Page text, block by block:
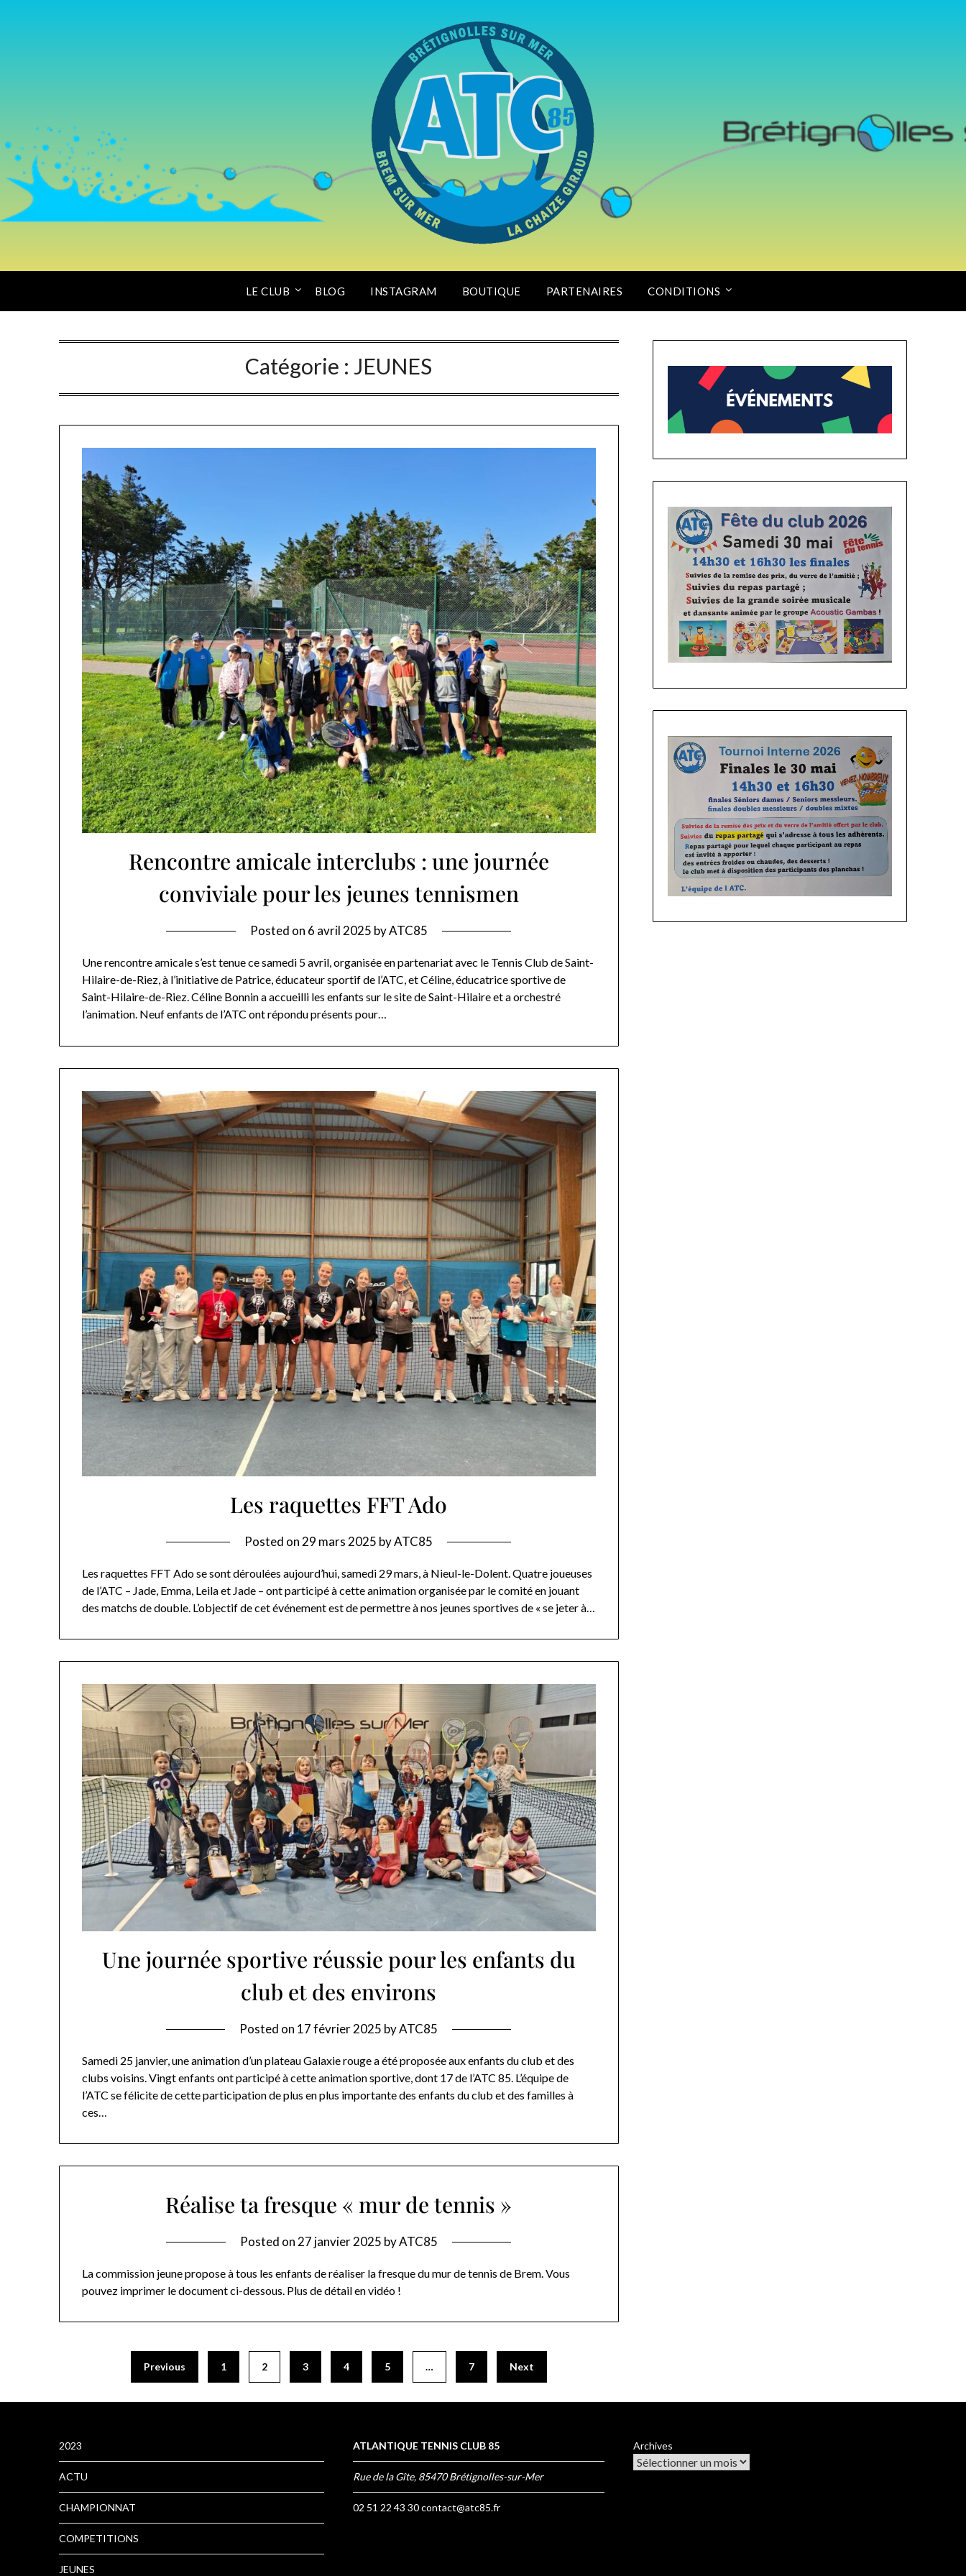
LE CLUB BLOG INSTAGRAM BOUTIQUE PARTENAIRES CONDITIONS
Catégorie : JEUNES
Rencontre amicale interclubs : une journée
conviviale pour les jeunes tennismen
Posted on 6 avril 2025 byATC85
Une rencontre amicale s’est tenue ce samedi 5 avril, organisée en partenariat avec le Tennis Club de Saint-
Hilaire-de-Riez, à l’initiative de Patrice, éducateur sportif de l’ATC, et Céline, éducatrice sportive de
Saint-Hilaire-de-Riez. Céline Bonnin a accueilli les enfants sur le site de Saint-Hilaire et a orchestré
l’animation. Neuf enfants de l’ATC ont répondu présents pour…
Les raquettes FFT Ado
Posted on 29 mars 2025 byATC85
Les raquettes FFT Ado se sont déroulées aujourd’hui, samedi 29 mars, à Nieul-le-Dolent. Quatre joueuses
de l’ATC – Jade, Emma, Leila et Jade – ont participé à cette animation organisée par le comité en jouant
des matchs de double. L’objectif de cet événement est de permettre à nos jeunes sportives de « se jeter à…
Une journée sportive réussie pour les enfants du
club et des environs
Posted on 17 février 2025 byATC85
Samedi 25 janvier, une animation d’un plateau Galaxie rouge a été proposée aux enfants du club et des
clubs voisins. Vingt enfants ont participé à cette animation sportive, dont 17 de l’ATC 85. L’équipe de
l’ATC se félicite de cette participation de plus en plus importante des enfants du club et des familles à
ces…
Réalise ta fresque « mur de tennis »
Posted on 27 janvier 2025 byATC85
La commission jeune propose à tous les enfants de réaliser la fresque du mur de tennis de Brem. Vous
pouvez imprimer le document ci-dessous. Plus de détail en vidéo !
Previous 1 2 3 4 5 … 7 Next
2023
ACTU
CHAMPIONNAT
COMPETITIONS
JEUNES
ATLANTIQUE TENNIS CLUB 85
Rue de la Gîte, 85470 Brétignolles-sur-Mer
02 51 22 43 30contact@atc85.fr
Archives